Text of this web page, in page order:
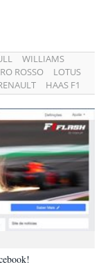
WILLIAMS
ROSSO
LOTUS
HAAS F1